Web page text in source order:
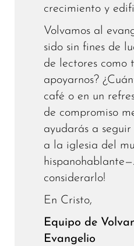
crecimiento y
Volvamos al
sido sin fines de
de lectores como
apoyarnos?
café o en un
de compromiso
ayudarás a
a la iglesia del
considerarlo!
En Cristo,
Equipo de
Evangelio